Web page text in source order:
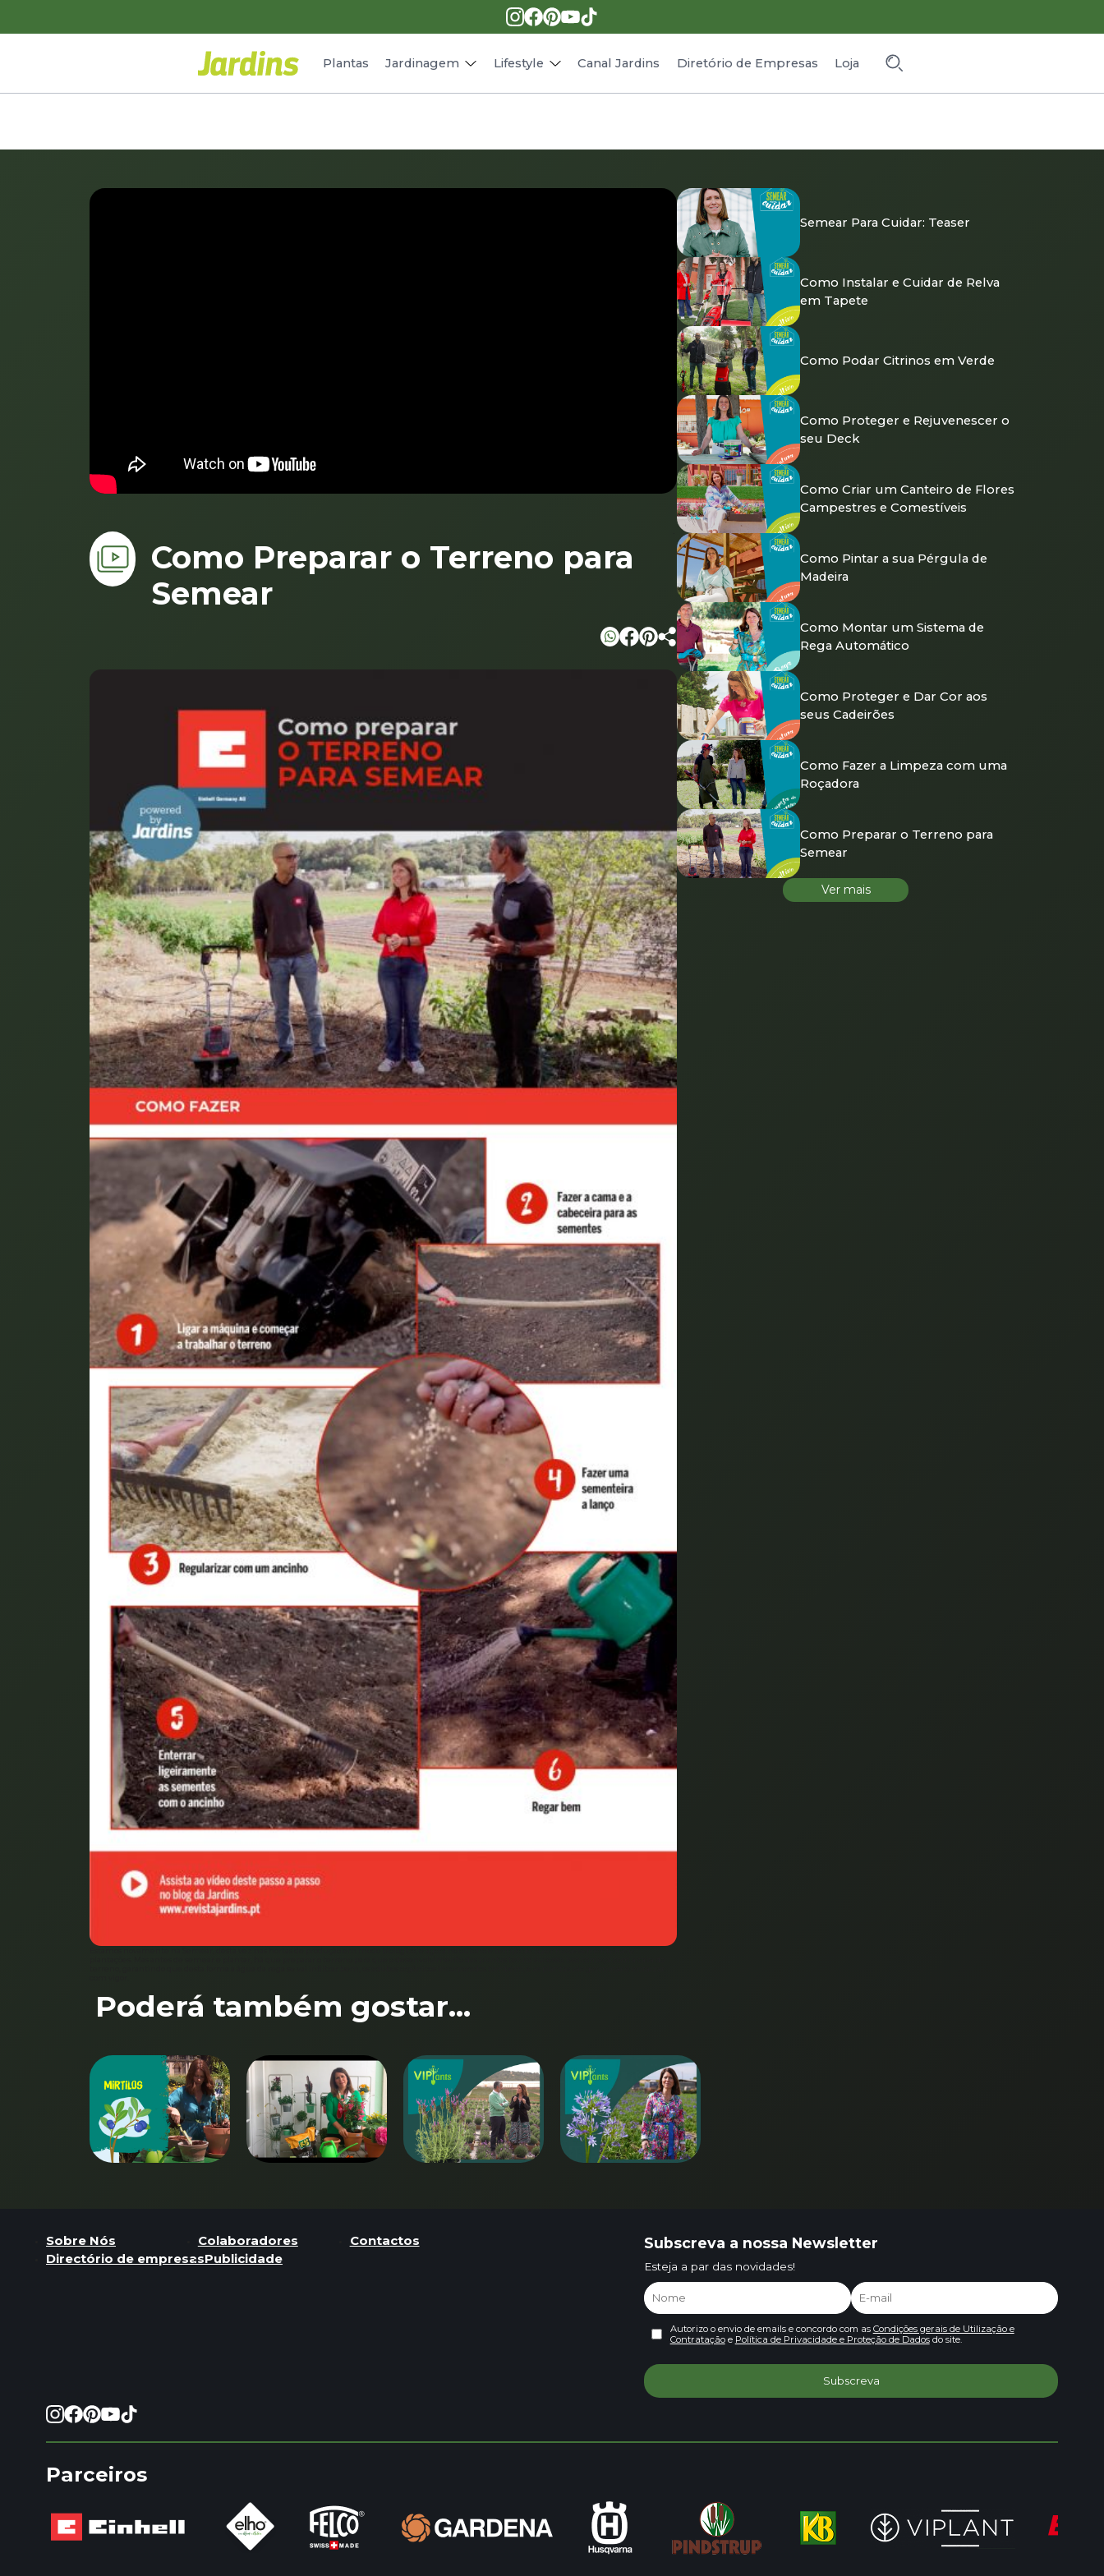
Plantas Jardinagem Lifestyle
Receitas
Canal Jardins Diretório de Empresas Loja
Como Preparar o Terreno para
Semear
Semear Para Cuidar: Teaser
Como Instalar e Cuidar de Relva
em Tapete
Como Podar Citrinos em Verde
Como Proteger e Rejuvenescer o
seu Deck
Como Criar um Canteiro de Flores
Campestres e Comestíveis
Como Pintar a sua Pérgula de
Madeira
Como Montar um Sistema de
Rega Automático
Como Proteger e Dar Cor aos
seus Cadeirões
Como Fazer a Limpeza com uma
Roçadora
Como Preparar o Terreno para
Semear
Ver mais
Poderá também gostar...
Sobre Nós Colaboradores
Contactos
Directório de empresasPublicidade
Subscreva a nossa Newsletter
Esteja a par das novidades!
Autorizo o envio de emails e concordo com as Condições gerais de Utilização e
Contrataçãoe Política de Privacidade e Proteção de Dadosdo site.
Parceiros